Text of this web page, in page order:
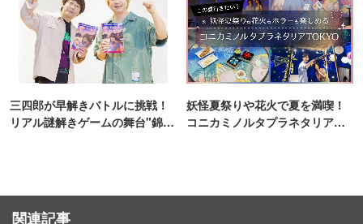
三四郎が早解きバトルに挑戦！
リアル謎解きゲームの舞台"錦糸
妖怪夏祭りや花火で夏を満喫！
コニカミノルタプラネタリア
関連記事